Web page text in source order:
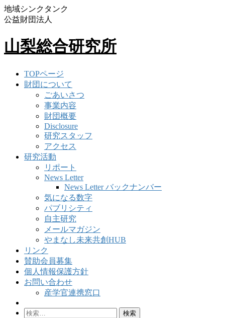
地域シンクタンク
公益財団法人
山梨総合研究所
TOPページ
財団について
ごあいさつ
事業内容
財団概要
Disclosure
研究スタッフ
アクセス
研究活動
リポート
News Letter
News Letter バックナンバー
気になる数字
パブリシティ
自主研究
メールマガジン
やまなし未来共創HUB
リンク
賛助会員募集
個人情報保護方針
お問い合わせ
産学官連携窓口
検